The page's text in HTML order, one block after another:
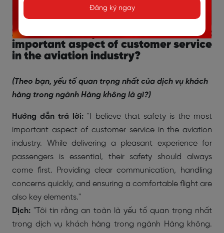
sàng hành động nhanh chóng nếu cần thiết."
2.5. What do you think is the most
important aspect of customer service
in the aviation industry?
(Theo bạn, yếu tố quan trọng nhất của dịch vụ khách
hàng trong ngành Hàng không là gì?)
Hướng dẫn trả lời: "I believe that safety is the most
important aspect of customer service in the aviation
industry. While delivering a pleasant experience for
passengers is essential, their safety should always
come first. Providing clear communication, handling
concerns quickly, and ensuring a comfortable flight are
also key elements."
Dịch: "Tôi tin rằng an toàn là yếu tố quan trọng nhất
trong dịch vụ khách hàng trong ngành Hàng không.
Đăng ký ngay